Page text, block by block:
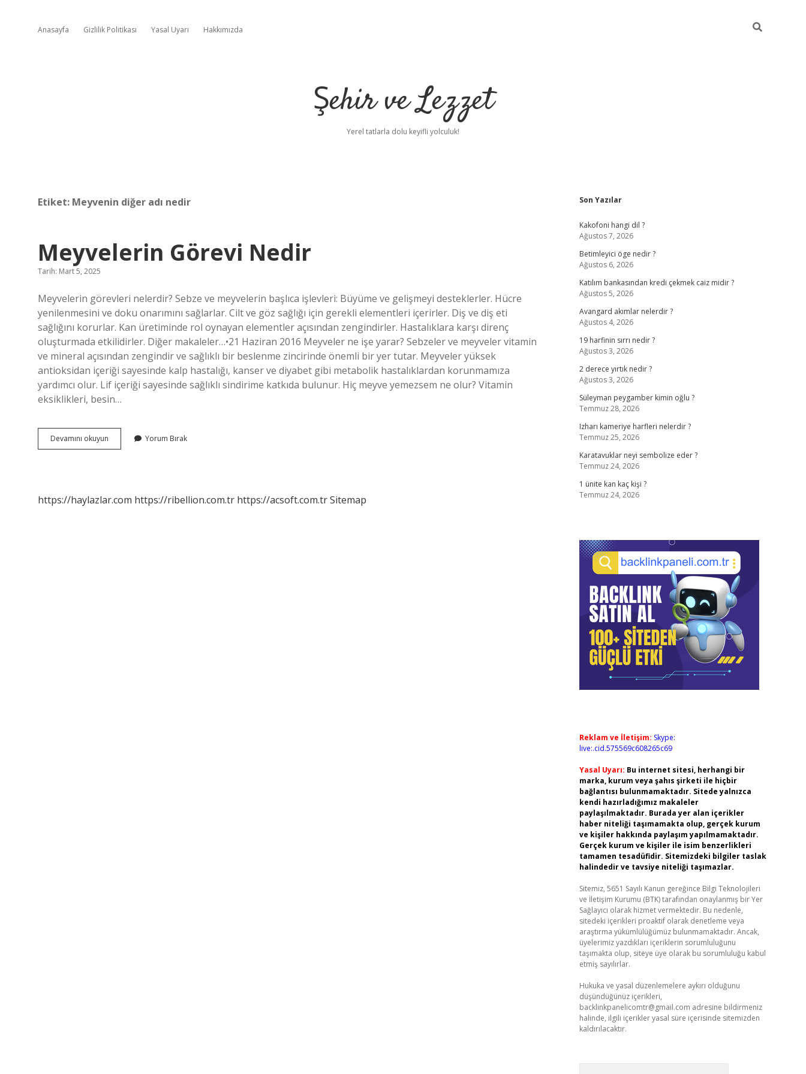
Anasayfa Gizlilik Politikası Yasal Uyarı Hakkımızda
Şehir ve Lezzet
Yerel tatlarla dolu keyifli yolculuk!
Etiket: Meyvenin diğer adı nedir
Meyvelerin Görevi Nedir
Tarih: Mart 5, 2025
Meyvelerin görevleri nelerdir? Sebze ve meyvelerin başlıca işlevleri: Büyüme ve gelişmeyi desteklerler. Hücre
yenilenmesini ve doku onarımını sağlarlar. Cilt ve göz sağlığı için gerekli elementleri içerirler. Diş ve diş eti
sağlığını korurlar. Kan üretiminde rol oynayan elementler açısından zengindirler. Hastalıklara karşı direnç
oluşturmada etkilidirler. Diğer makaleler…•21 Haziran 2016 Meyveler ne işe yarar? Sebzeler ve meyveler vitamin
ve mineral açısından zengindir ve sağlıklı bir beslenme zincirinde önemli bir yer tutar. Meyveler yüksek
antioksidan içeriği sayesinde kalp hastalığı, kanser ve diyabet gibi metabolik hastalıklardan korunmamıza
yardımcı olur. Lif içeriği sayesinde sağlıklı sindirime katkıda bulunur. Hiç meyve yemezsem ne olur? Vitamin
eksiklikleri, besin…
Devamını okuyun Meyvelerin
Görevi
Yorum Bırak
https://haylazlar.com https://ribellion.com.tr https://acsoft.com.trSitemap
Sidebar
Son Yazılar
Kakofoni hangi dil ?
Ağustos 7, 2026
Betimleyici öge nedir ?
Ağustos 6, 2026
Katılım bankasından kredi çekmek caiz midir ?
Ağustos 5, 2026
Avangard akımlar nelerdir ?
Ağustos 4, 2026
19 harfinin sırrı nedir ?
Ağustos 3, 2026
2 derece yırtık nedir ?
Ağustos 3, 2026
Süleyman peygamber kimin oğlu ?
Temmuz 28, 2026
Izharı kameriye harfleri nelerdir ?
Temmuz 25, 2026
Karatavuklar neyi sembolize eder ?
Temmuz 24, 2026
1 ünite kan kaç kişi ?
Temmuz 24, 2026
Reklam ve İletişim: Skype:
live:.cid.575569c608265c69
Yasal Uyarı: Bu internet sitesi, herhangi bir
marka, kurum veya şahıs şirketi ile hiçbir
bağlantısı bulunmamaktadır. Sitede yalnızca
kendi hazırladığımız makaleler
paylaşılmaktadır. Burada yer alan içerikler
haber niteliği taşımamakta olup, gerçek kurum
ve kişiler hakkında paylaşım yapılmamaktadır.
Gerçek kurum ve kişiler ile isim benzerlikleri
tamamen tesadüfidir. Sitemizdeki bilgiler taslak
halindedir ve tavsiye niteliği taşımazlar.
Sitemiz, 5651 Sayılı Kanun gereğince Bilgi Teknolojileri
ve İletişim Kurumu (BTK) tarafından onaylanmış bir Yer
Sağlayıcı olarak hizmet vermektedir. Bu nedenle,
sitedeki içerikleri proaktif olarak denetleme veya
araştırma yükümlülüğümüz bulunmamaktadır. Ancak,
üyelerimiz yazdıkları içeriklerin sorumluluğunu
taşımakta olup, siteye üye olarak bu sorumluluğu kabul
etmiş sayılırlar.
Hukuka ve yasal düzenlemelere aykırı olduğunu
düşündüğünüz içerikleri,
backlinkpanelicomtr@gmail.com adresine bildirmeniz
halinde, ilgili içerikler yasal süre içerisinde sitemizden
kaldırılacaktır.